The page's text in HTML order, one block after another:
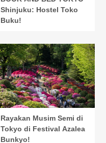
Shinjuku: Hostel Toko
Buku!
Rayakan Musim Semi di
Tokyo di Festival Azalea
Bunkyo!